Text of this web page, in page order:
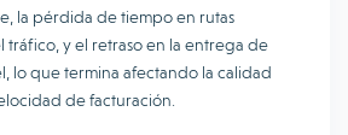
la pérdida de tiempo en rutas
tráfico, y el retraso en la entrega de
lo que termina afectando la calidad
de facturación.